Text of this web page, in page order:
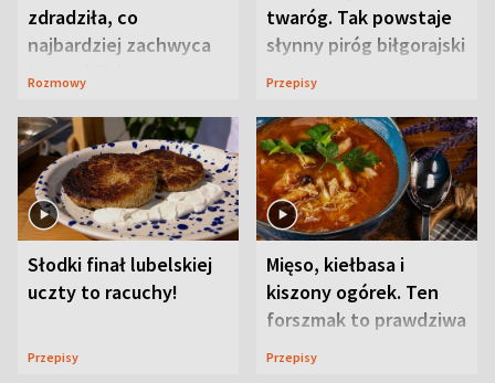
zdradziła, co
najbardziej zachwyca
ją w Lublinie
Rozmowy
twaróg. Tak powstaje
słynny piróg biłgorajski
Przepisy
Słodki finał lubelskiej
uczty to racuchy!
Przepisy
Mięso, kiełbasa i
kiszony ogórek. Ten
forszmak to prawdziwa
uczta
Przepisy